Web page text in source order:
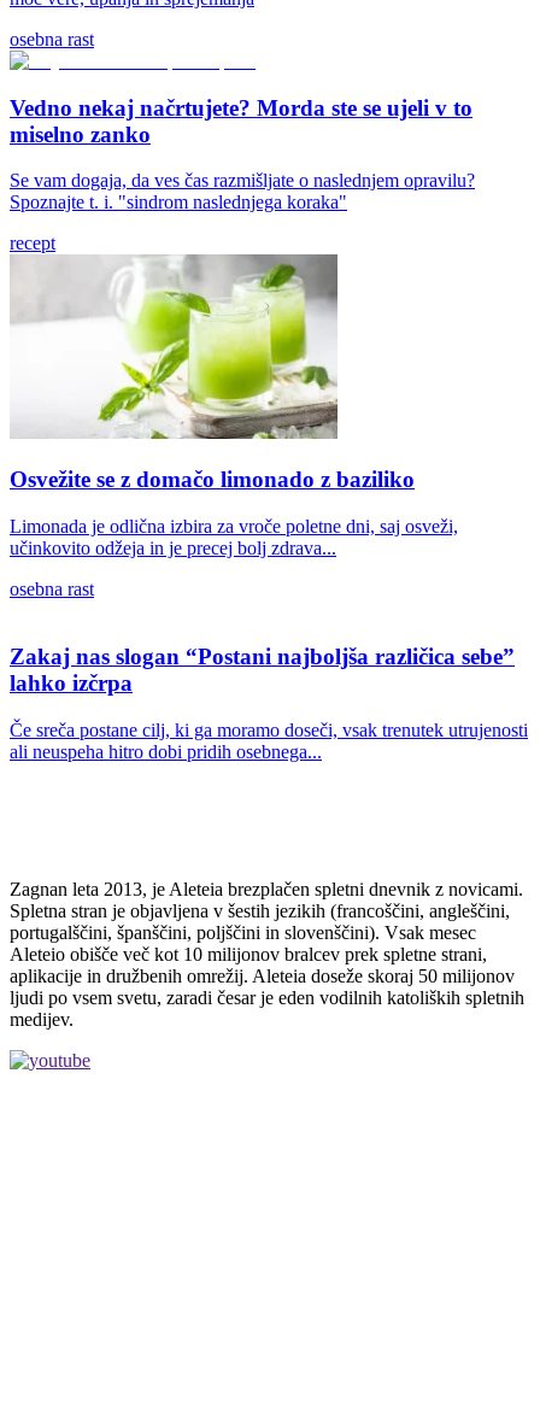
osebna rast
Vedno nekaj načrtujete? Morda ste se ujeli v to
miselno zanko
Se vam dogaja, da ves čas razmišljate o naslednjem opravilu?
Spoznajte t. i. "sindrom naslednjega koraka"
recept
Osvežite se z domačo limonado z baziliko
Limonada je odlična izbira za vroče poletne dni, saj osveži,
učinkovito odžeja in je precej bolj zdrava...
osebna rast
Zakaj nas slogan “Postani najboljša različica sebe”
lahko izčrpa
Če sreča postane cilj, ki ga moramo doseči, vsak trenutek utrujenosti
ali neuspeha hitro dobi pridih osebnega...
Zagnan leta 2013, je Aleteia brezplačen spletni dnevnik z novicami.
Spletna stran je objavljena v šestih jezikih (francoščini, angleščini,
portugalščini, španščini, poljščini in slovenščini). Vsak mesec
Aleteio obišče več kot 10 milijonov bralcev prek spletne strani,
aplikacije in družbenih omrežij. Aleteia doseže skoraj 50 milijonov
ljudi po vsem svetu, zaradi česar je eden vodilnih katoliških spletnih
medijev.